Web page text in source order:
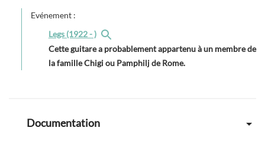
Evénement :
Legs (1922 - )
Cette guitare a probablement appartenu à un membre de
la famille Chigi ou Pamphilj de Rome.
Documentation